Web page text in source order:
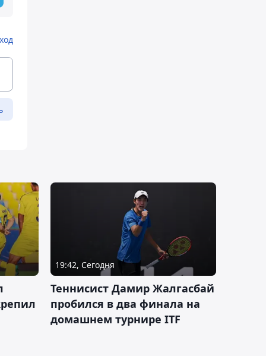
19:42, Сегодня
Теннисист Дамир Жалгасбай
пробился в два финала на
домашнем турнире ITF